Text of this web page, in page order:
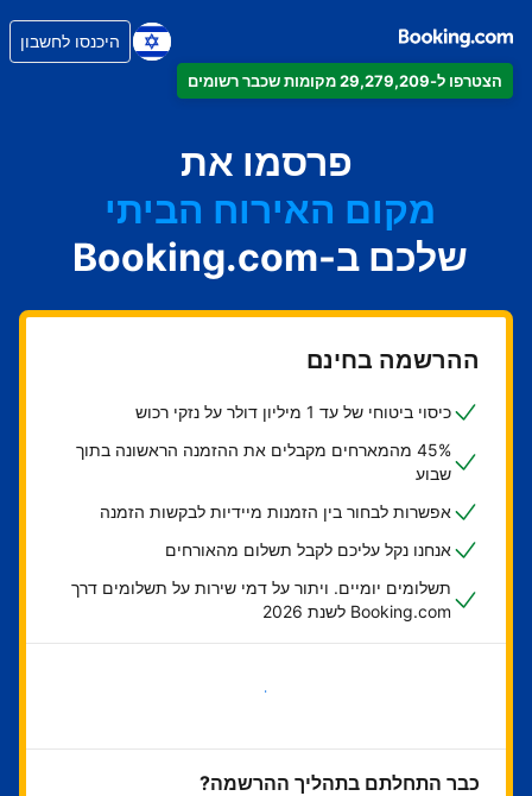
הצטרפו ל-29,279,209 מקומות שכבר רשומים
היכנסו לחשבון
פרסמו את
הדירה
המלון
מקום האירוח הביתי
בית ההארחה
ה-B&B
שלכם ב-Booking.com
ההרשמה בחינם
כיסוי ביטוחי של עד 1 מיליון דולר על נזקי רכוש
45% מהמארחים מקבלים את ההזמנה הראשונה בתוך
שבוע
אפשרות לבחור בין הזמנות מיידיות לבקשות הזמנה
אנחנו נקל עליכם לקבל תשלום מהאורחים
תשלומים יומיים. ויתור על דמי שירות על תשלומים דרך
Booking.com לשנת 2026
בואו נתחיל
כבר התחלתם בתהליך ההרשמה?